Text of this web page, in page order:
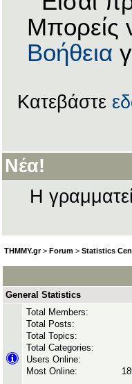
Μπορείς
Βοήθεια
Κατεβάστε
Νέα!
Η
THMMY.gr> Forum > Statistics
General Statistics
Total Members:
Total Posts:
Total Topics:
Total Categories:
Users Online:
Most Online: